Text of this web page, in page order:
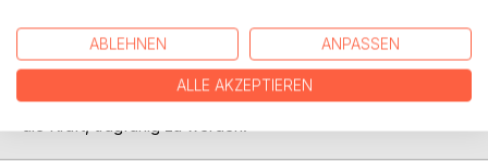
Und wenn ein Mensch lernt, mit dem eigenen Körper zu
leben - statt gegen ihn zu kämpfen.
Ein stilles, präzises Buch über Heilung, Verantwortung und
ABLEHNEN ANPASSEN
ALLE AKZEPTIEREN